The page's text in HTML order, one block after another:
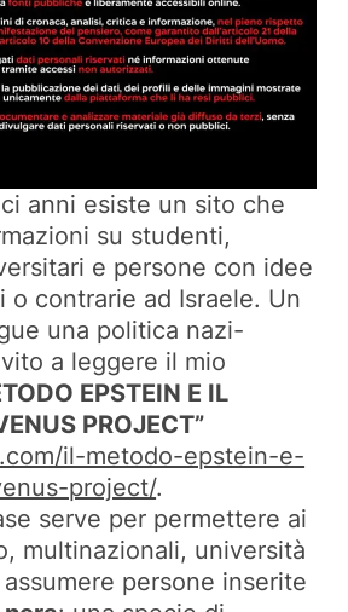
anni esiste un sito che
su studenti,
e persone con idee
o contrarie ad Israele. Un
una politica nazi-
a leggere il mio
EPSTEIN E IL
PROJECT”
il-metodo-epstein-e-
project/.
serve per permettere ai
multinazionali, università
persone inserite